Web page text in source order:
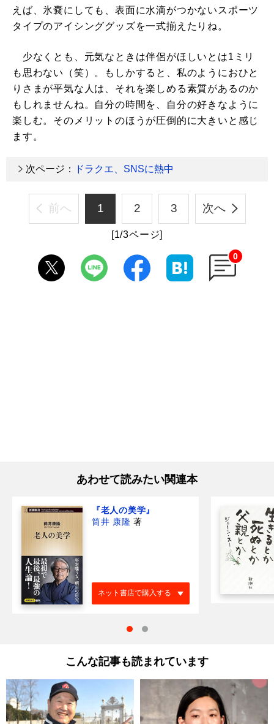
えば、氷嚢にしても、表面に水滴がつかないスポーツ
タイプのアイシンググッズを一式揃えたりね。
少なくとも、元気なときは伴侶がほしいとは1ミリ
も思わない（笑）。もしかすると、私のようにおひと
りさまが平気な人は、それを楽しめる素質があるのか
もしれませんね。自分の時間を、自分の好きなように
楽しむ。そのメリットのほうが圧倒的に大きいと感じ
ます。
次ページ： ドラクエ、SNSに熱中
前へ 1 2 3 次へ
[1/3ページ]
0
あわせて読みたい関連本
『老人の美学』
筒井 康隆 著
ネット書店で購入する
こんな記事も読まれています